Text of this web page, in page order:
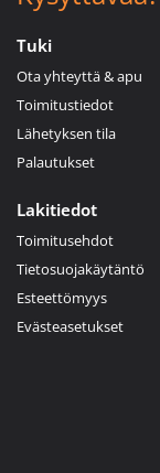
Tuki
Ota yhteyttä & apu
Toimitustiedot
Lähetyksen tila
Palautukset
Lakitiedot
Toimitusehdot
Tietosuojakäytäntö
Esteettömyys
Evästeasetukset